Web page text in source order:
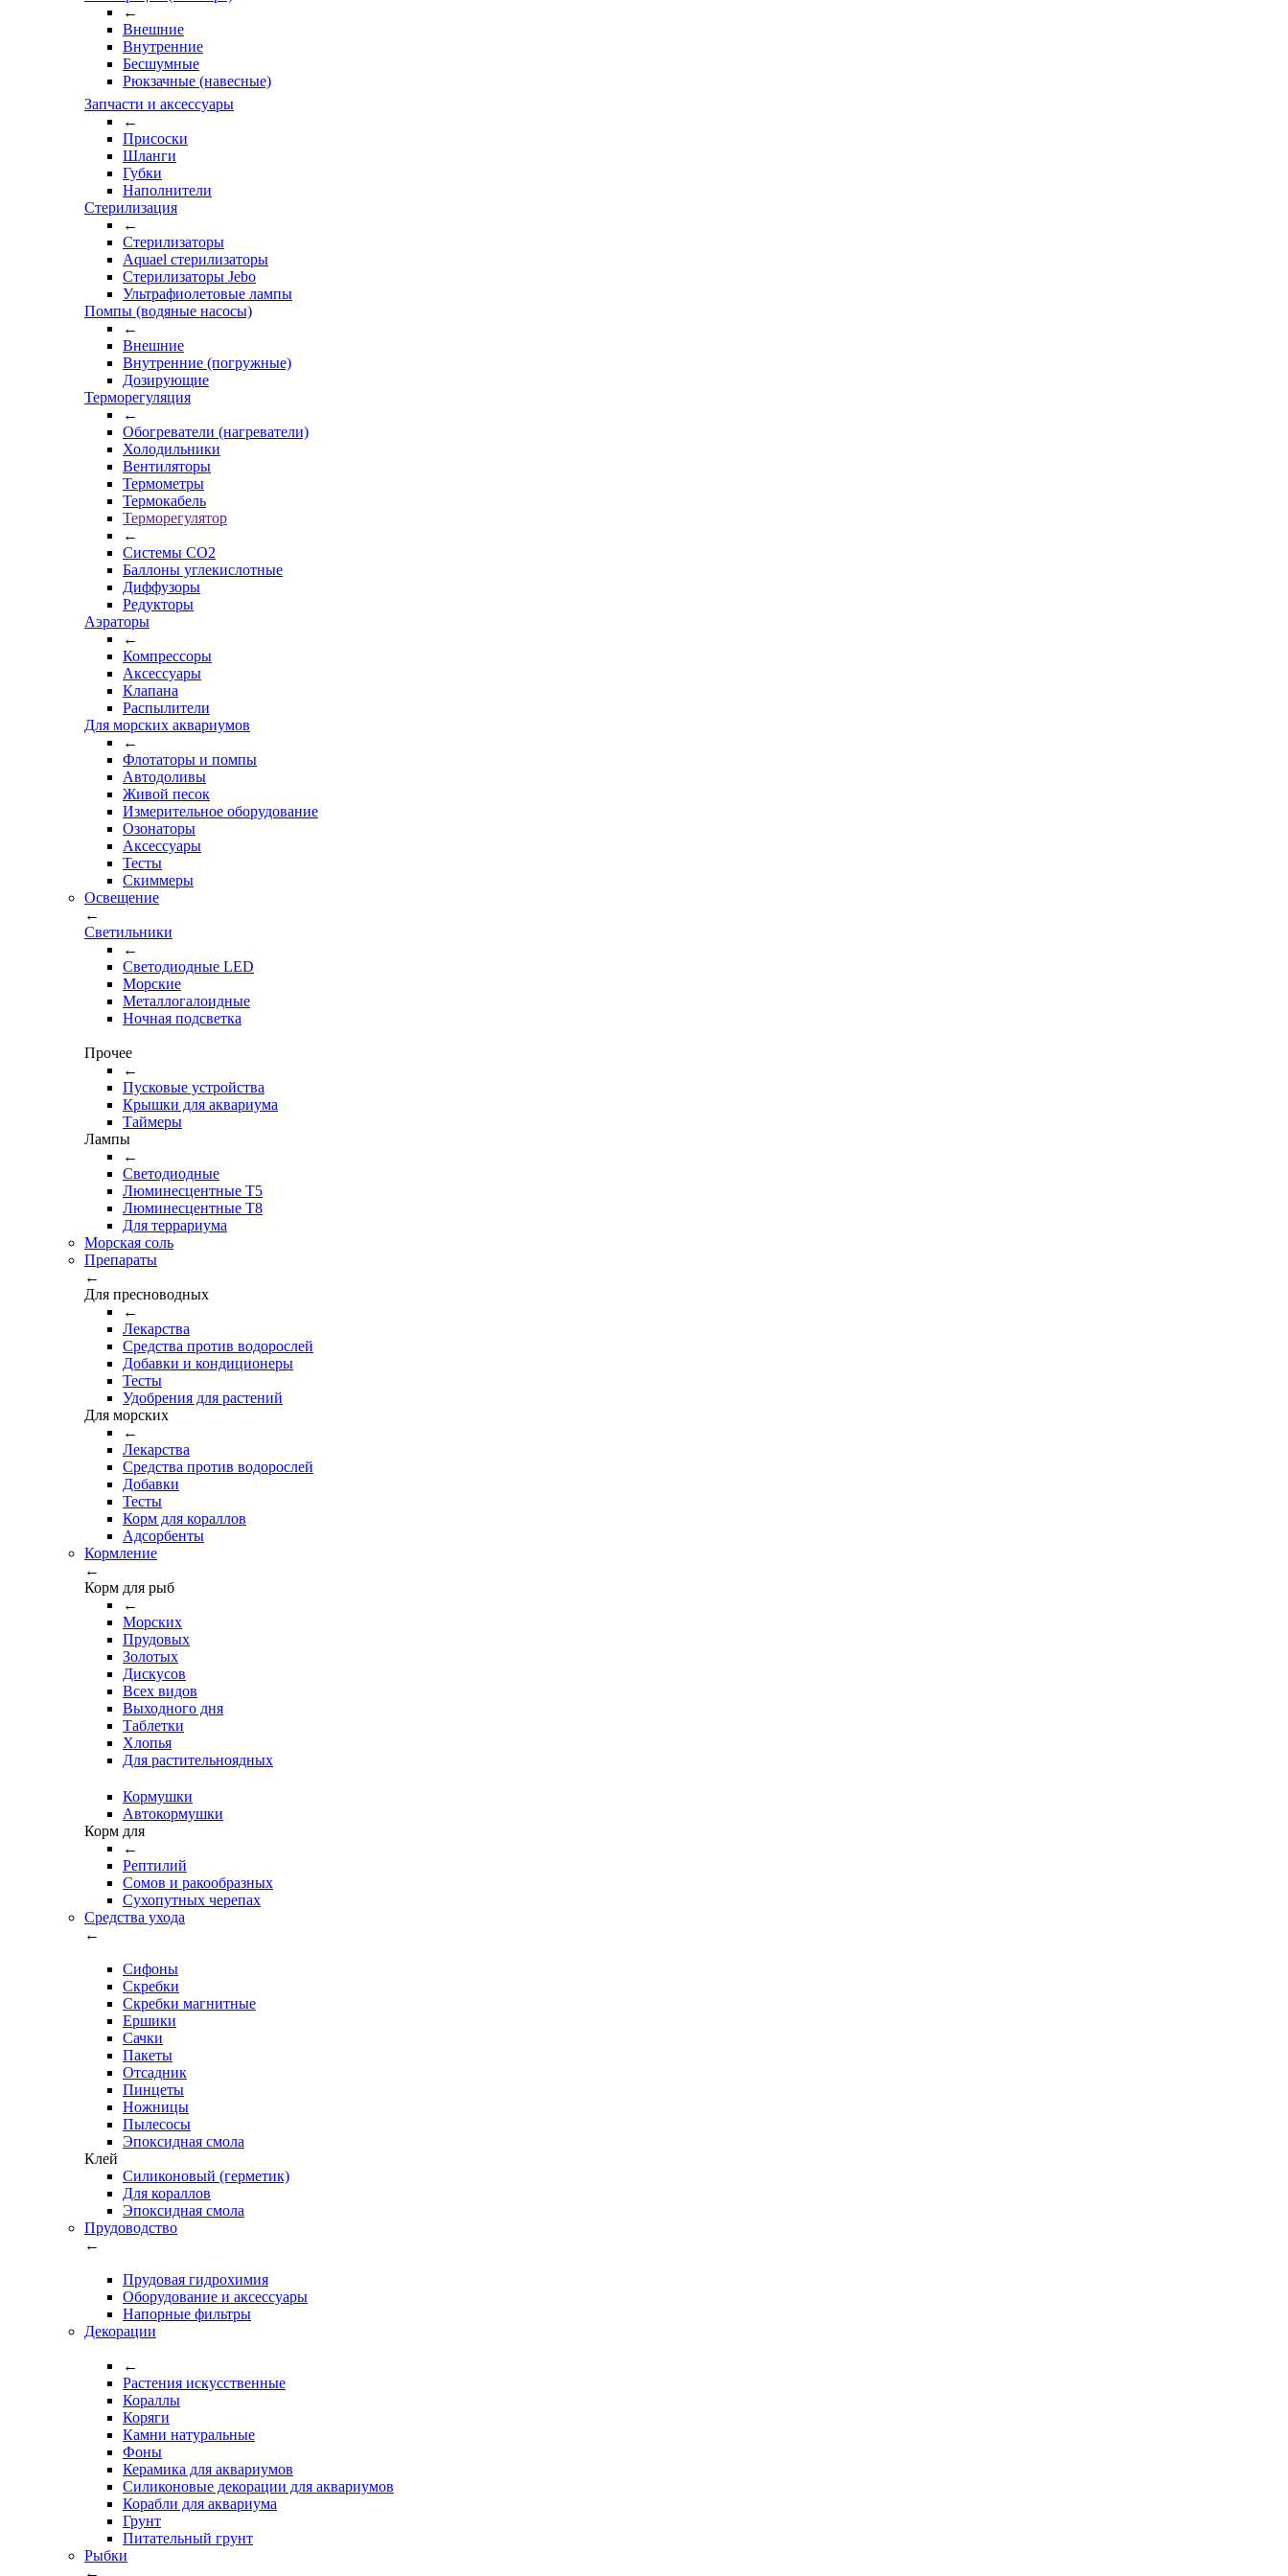
←
Внешние
Внутренние
Бесшумные
Рюкзачные (навесные)
Запчасти и аксессуары
←
Присоски
Шланги
Губки
Наполнители
Стерилизация
←
Стерилизаторы
Aquael стерилизаторы
Стерилизаторы Jebo
Ультрафиолетовые лампы
Помпы (водяные насосы)
←
Внешние
Внутренние (погружные)
Дозирующие
Терморегуляция
←
Обогреватели (нагреватели)
Холодильники
Вентиляторы
Термометры
Термокабель
Терморегулятор
←
Системы CO2
Баллоны углекислотные
Диффузоры
Редукторы
Аэраторы
←
Компрессоры
Аксессуары
Клапана
Распылители
Для морских аквариумов
←
Флотаторы и помпы
Автодоливы
Живой песок
Измерительное оборудование
Озонаторы
Аксессуары
Тесты
Cкиммеры
Освещение
←
Светильники
←
Cветодиодные LED
Морские
Металлогалоидные
Ночная подсветка
Прочее
←
Пусковые устройства
Крышки для аквариума
Таймеры
Лампы
←
Светодиодные
Люминесцентные Т5
Люминесцентные Т8
Для террариума
Морская соль
Препараты
←
Для пресноводных
←
Лекарства
Средства против водорослей
Добавки и кондиционеры
Тесты
Удобрения для растений
Для морских
←
Лекарства
Средства против водорослей
Добавки
Тесты
Корм для кораллов
Адсорбенты
Кормление
←
Корм для рыб
←
Морских
Прудовых
Золотых
Дискусов
Всех видов
Выходного дня
Таблетки
Хлопья
Для растительноядных
Кормушки
Автокормушки
Корм для
←
Рептилий
Сомов и ракообразных
Сухопутных черепах
Средства ухода
←
Сифоны
Скребки
Скребки магнитные
Ершики
Сачки
Пакеты
Отсадник
Пинцеты
Ножницы
Пылесосы
Эпоксидная смола
Клей
Силиконовый (герметик)
Для кораллов
Эпоксидная смола
Прудоводство
←
Прудовая гидрохимия
Оборудование и аксессуары
Напорные фильтры
Декорации
←
Растения искусственные
Кораллы
Коряги
Камни натуральные
Фоны
Керамика для аквариумов
Силиконовые декорации для аквариумов
Корабли для аквариума
Грунт
Питательный грунт
Рыбки
←